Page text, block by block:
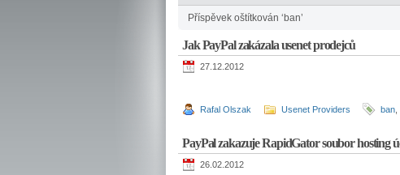
Příspěvek oštítkován ‘ban’
Jak PayPal zakázala usenet prodejců
27.12.2012
Rafal Olszak Usenet Providers ban
PayPal zakazuje RapidGator soubor hosting
26.02.2012